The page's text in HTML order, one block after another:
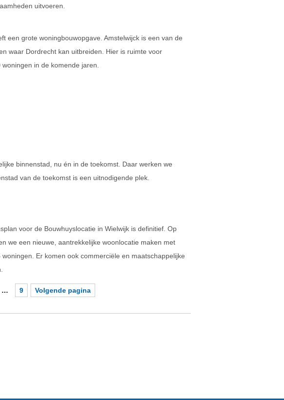
uitvoeren.
een grote woningbouwopgave. Amstelwijck is een van de
waar Dordrecht kan uitbreiden. Hier is ruimte voor
in de komende jaren.
binnenstad, nu én in de toekomst. Daar werken we
van de toekomst is een uitnodigende plek.
voor de Bouwhuyslocatie in Wielwijk is definitief. Op
we een nieuwe, aantrekkelijke woonlocatie maken met
Er komen ook commerciële en maatschappelijke
… 9 Volgende pagina